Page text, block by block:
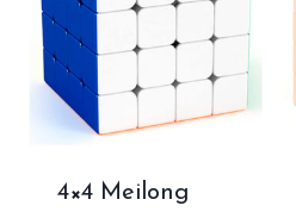
4×4 Meilong